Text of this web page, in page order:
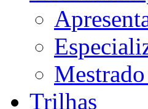
Trilhas